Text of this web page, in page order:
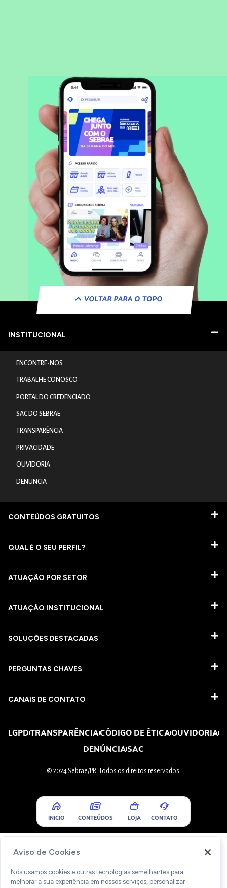
VOLTAR PARA O TOPO
INSTITUCIONAL
ENCONTRE-NOS
TRABALHE CONOSCO
PORTAL DO CREDENCIADO
SAC DO SEBRAE
TRANSPARÊNCIA
PRIVACIDADE
OUVIDORIA
DENUNCIA
CONTEÚDOS GRATUITOS
QUAL É O SEU PERFIL?
ATUAÇÃO POR SETOR
ATUAÇÃO INSTITUCIONAL
SOLUÇÕES DESTACADAS
PERGUNTAS CHAVES​
CANAIS DE CONTATO
LGPDTRANSPARÊNCIACÓDIGO DE ÉTICAOUVIDORIA
DENÚNCIASAC
© 2024 Sebrae/PR. Todos os direitos reservados.
INICIO CONTEÚDOS LOJA CONTATO
Aviso de Cookies
Nós usamos cookies e outras tecnologias semelhantes para
melhorar a sua experiência em nossos serviços, personalizar